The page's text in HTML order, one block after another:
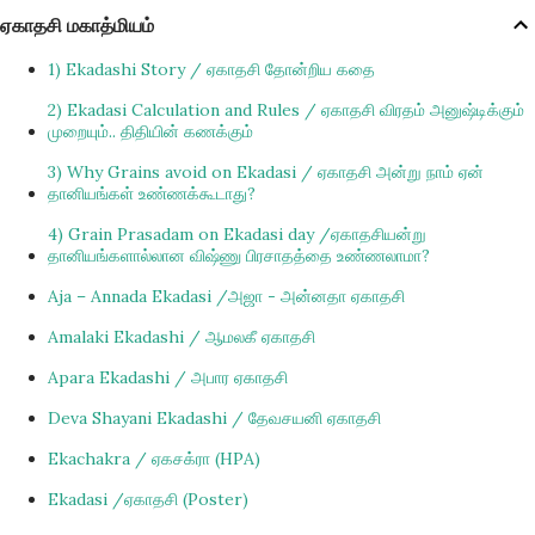
Jiva goswami / ஸ்ரீல ஜீவ கோஸ்வாமி (Articles)
Kali Yuga / கலியுகம்(Articles)
Karma / கர்மா (Articles)
Kirtanam / கீர்த்தனம் (Articles)
Knowledge / அறிவு(Articles)
Krishna Darshanam /கிருஷ்ண தரிசனம் (Articles)
Krishna's Mercy / கிருஷ்ணரின் கருணை (Articles)
Lalitha sakhi / லலிதா சகி / (articles)
Liberation / முக்தி (Articles)
Lord Caitanya / பகவான் சைதன்யர் (Articles)
Lord Shiva / சிவபெருமான் (Articles)
Lord Sri Rama / ஶ்ரீ ராமர் (Articles)
Madhavan Maanbugal / மாதவன் மாண்புகள் (articles)
Hearing / கேட்டல் (Posters )
Holy Name / புனித நாமம் (Poster)
Ignorance/ அறியாமை (Posters)
Kirtanam / கீர்த்தனம் (Posters)
Knowledge / அறிவு(Posters)
பாடங்கள்(Posters)
Lord Balaram / பகவான் ஶ்ரீ பலராமர் (Posters)
Lord Caitanya / பகவான் சைதன்யர் (Poster)
Lord Jagannath / பகவான் ஜெகந்நாதர் (Posters)
Lord Narashima/ பகவான் ஶ்ரீ நரசிம்மர் (Poster)
அத்தியாயம் 12
அத்தியாயம் 13
அத்தியாயம் 14
அத்தியாயம் 15
அத்தியாயம் 16
அத்தியாயம் 17
ஏகாதசி மகாத்மியம்
1) Ekadashi Story / ஏகாதசி தோன்றிய கதை
2) Ekadasi Calculation and Rules / ஏகாதசி விரதம் அனுஷ்டிக்கும்
முறையும்.. திதியின் கணக்கும்
3) Why Grains avoid on Ekadasi / ஏகாதசி அன்று நாம் ஏன்
தானியங்கள் உண்ணக்கூடாது?
4) Grain Prasadam on Ekadasi day /ஏகாதசியன்று
தானியங்களால்லான விஷ்ணு பிரசாதத்தை உண்ணலாமா?
Aja – Annada Ekadasi /அஜா - அன்னதா ஏகாதசி
Amalaki Ekadashi / ஆமலகீ ஏகாதசி
Apara Ekadashi / அபார ஏகாதசி
Deva Shayani Ekadashi / தேவசயனி ஏகாதசி
Ekachakra / ஏகசக்ரா (HPA)
Ekadasi /ஏகாதசி (Poster)